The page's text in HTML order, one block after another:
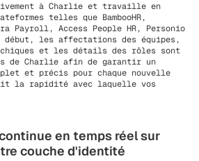
à Charlie et travaille en
telles que BambooHR,
Payroll, Access People HR, Personio
début, les affectations des équipes,
et les détails des rôles sont
de Charlie afin de garantir un
et précis pour chaque nouvelle
la rapidité avec laquelle vos
en temps réel sur
couche d'identité